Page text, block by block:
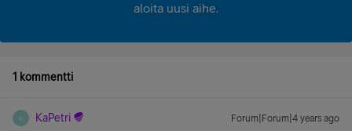
aloita uusi aihe.
1 kommentti
K KaPetri Forum|Forum|4 years ago